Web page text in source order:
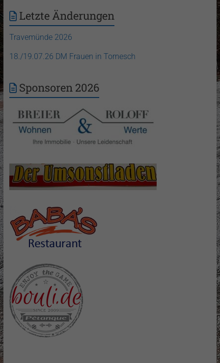
Letzte Änderungen
Travemünde 2026
18./19.07.26 DM Frauen in Tornesch
Sponsoren 2026